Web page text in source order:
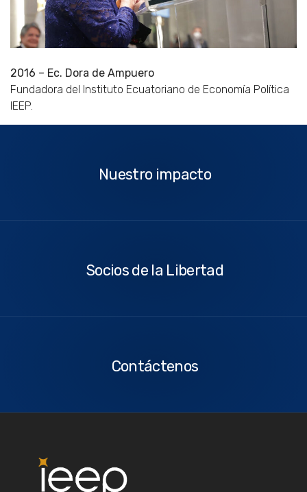
2016 – Ec. Dora de Ampuero
Fundadora del Instituto Ecuatoriano de Economía Política
IEEP.
Nuestro impacto
Libertad
Socios de la Libertad
Contáctenos